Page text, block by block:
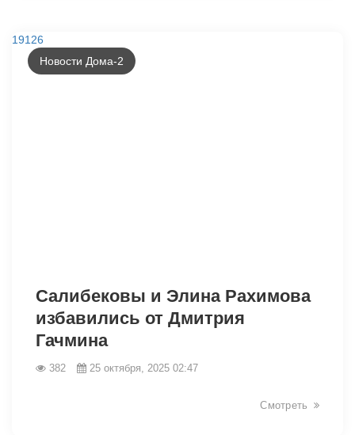
19126
Новости Дома-2
Салибековы и Элина Рахимова
избавились от Дмитрия
Гачмина
382 25 октября, 2025 02:47
Смотреть